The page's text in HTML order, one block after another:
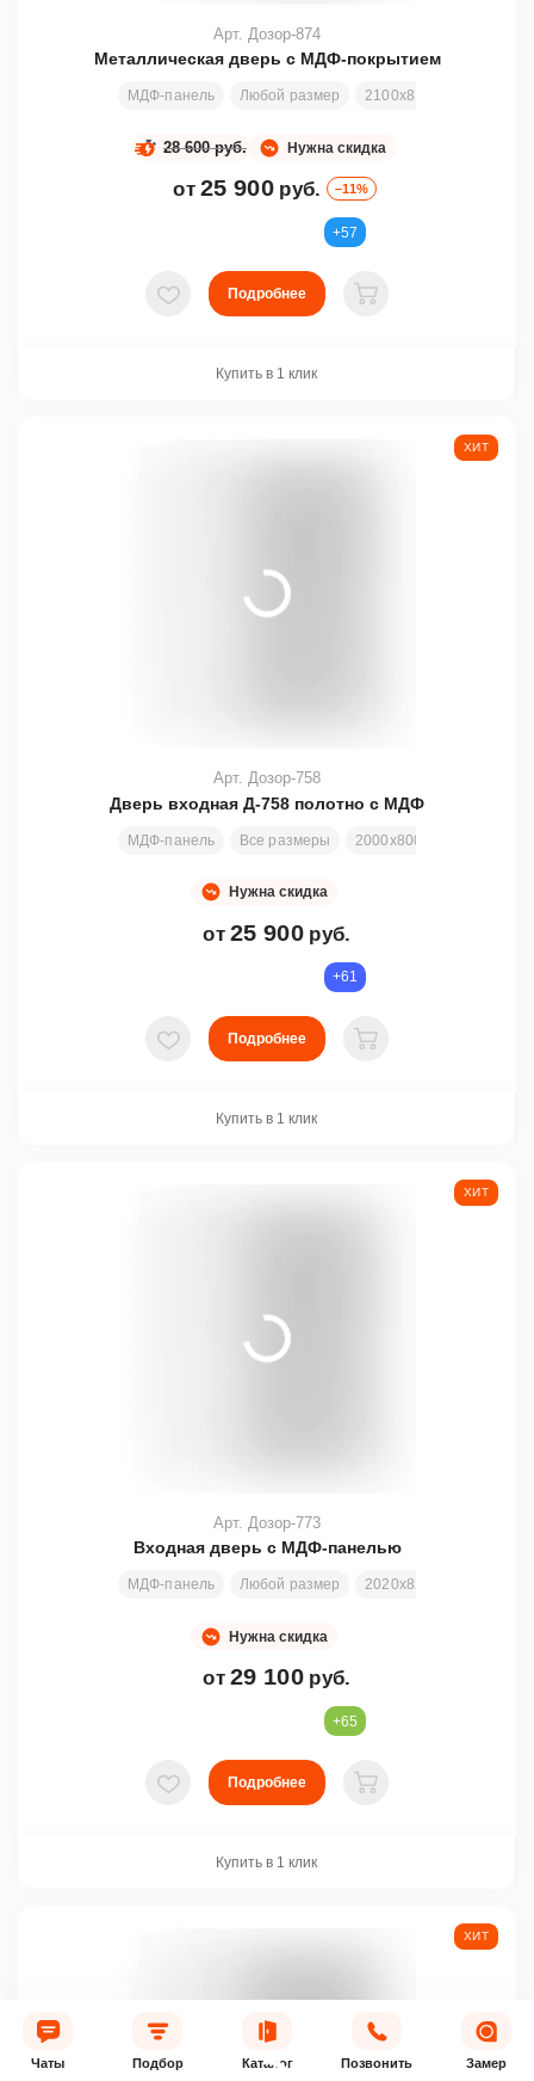
Металлическая дверь с МДФ-покрытием
МДФ-панель Любой размер 2100х810 мм
Арт. Дозор-874
Нужна скидка
28 600 руб.
от 25 900 руб. –11%
+57
В избранное
Подробнее
В корзину
Купить в 1 клик
Дверь входная Д-758 полотно с МДФ
МДФ-панель Все размеры 2000х800 мм
Арт. Дозор-758
Нужна скидка
от 25 900 руб.
ХИТ
+61
В избранное
Подробнее
В корзину
Купить в 1 клик
Входная дверь с МДФ-панелью
МДФ-панель Любой размер 2020х820 мм
Арт. Дозор-773
Нужна скидка
от 29 100 руб.
ХИТ
+65
В избранное
Подробнее
В корзину
Купить в 1 клик
ХИТ
Чаты Подбор Каталог Позвонить Замер